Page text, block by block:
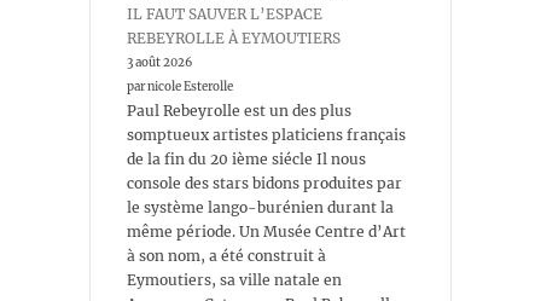
IL FAUT SAUVER L’ESPACE
REBEYROLLE À EYMOUTIERS
3 août 2026
par nicole Esterolle
Paul Rebeyrolle est un des plus
somptueux artistes platiciens français
de la fin du 20 ième siécle Il nous
console des stars bidons produites par
le système lango-burénien durant la
même période. Un Musée Centre d’Art
à son nom, a été construit à
Eymoutiers, sa ville natale en